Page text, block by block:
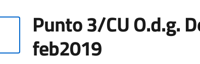
Punto 3/CU O.d.g.
feb2019